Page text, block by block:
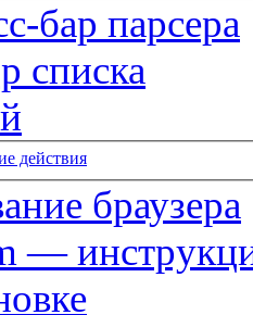
бар парсера
списка
действия
браузера
—